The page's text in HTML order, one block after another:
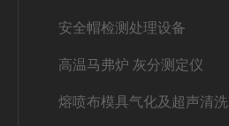
安全帽检测处理设备
高温马弗炉 灰分测定仪
熔喷布模具气化及超声清洗